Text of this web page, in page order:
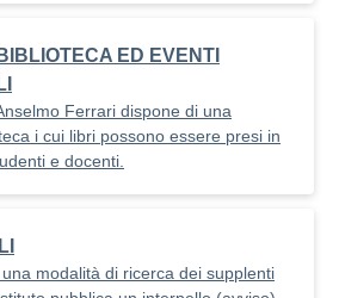
ED EVENTI
Ferrari dispone di una
i cui libri possono essere presi in
e docenti.
una modalità di ricerca dei supplenti